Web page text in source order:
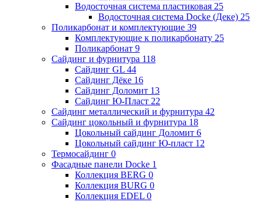
Водосточная система пластиковая 25
Водосточная система Docke (Деке) 25
Поликарбонат и комплектующие 39
Комплектующие к поликарбонату 25
Поликарбонат 9
Сайдинг и фурнитура 118
Сайдинг GL 44
Сайдинг Дёке 16
Сайдинг Доломит 13
Сайдинг Ю-Пласт 22
Сайдинг металлический и фурнитура 42
Сайдинг цокольный и фурнитура 18
Цокольный сайдинг Доломит 6
Цокольный сайдинг Ю-пласт 12
Термосайдинг 0
Фасадные панели Docke 1
Коллекция BERG 0
Коллекция BURG 0
Коллекция EDEL 0